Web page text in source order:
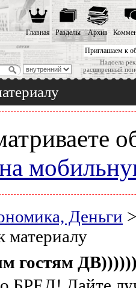
Приглашаем к
Надоела
расширенный
Главная Разделы Архив
Деньги
материалу
гостям